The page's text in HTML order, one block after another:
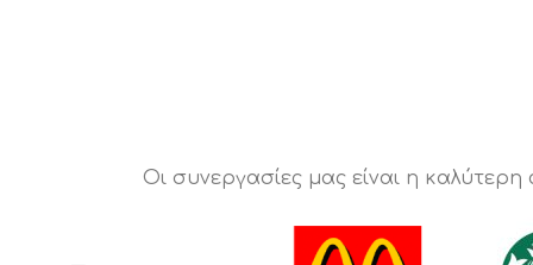
Οι συνεργασίες μας είναι η